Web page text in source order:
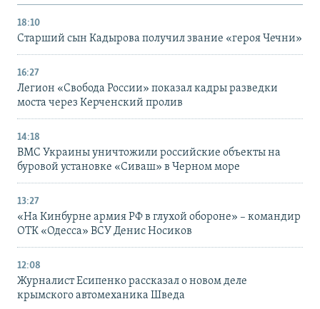
18:10
Старший сын Кадырова получил звание «героя Чечни»
16:27
Легион «Свобода России» показал кадры разведки
моста через Керченский пролив
14:18
ВМС Украины уничтожили российские объекты на
буровой установке «Сиваш» в Черном море
13:27
«На Кинбурне армия РФ в глухой обороне» – командир
ОТК «Одесса» ВСУ Денис Носиков
12:08
Журналист Есипенко рассказал о новом деле
крымского автомеханика Шведа